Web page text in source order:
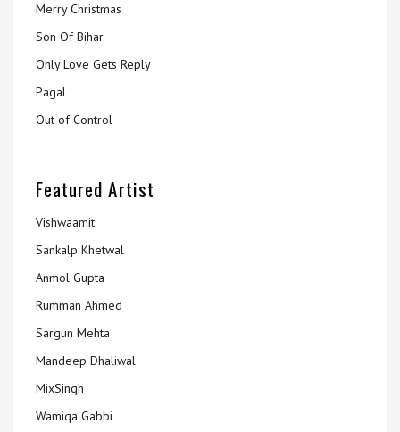
Merry Christmas
Son Of Bihar
Only Love Gets Reply
Pagal
Out of Control
Featured Artist
Vishwaamit
Sankalp Khetwal
Anmol Gupta
Rumman Ahmed
Sargun Mehta
Mandeep Dhaliwal
MixSingh
Wamiqa Gabbi